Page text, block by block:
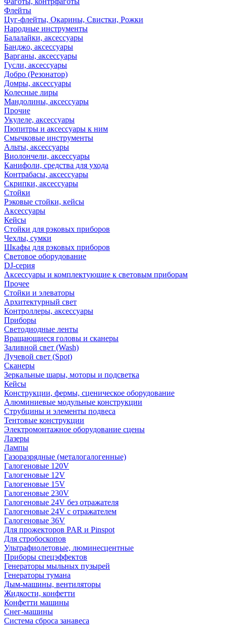
Флейты
Цуг-флейты, Окарины, Свистки, Рожки
Народные инструменты
Балалайки, аксессуары
Банджо, аксессуары
Варганы, аксессуары
Гусли, аксессуары
Добро (Резонатор)
Домры, аксессуары
Колесные лиры
Мандолины, аксессуары
Прочие
Укулеле, аксессуары
Пюпитры и аксессуары к ним
Смычковые инструменты
Альты, аксессуары
Виолончели, аксессуары
Канифоли, средства для ухода
Контрабасы, аксессуары
Скрипки, аксессуары
Стойки
Рэковые стойки, кейсы
Аксессуары
Кейсы
Стойки для рэковых приборов
Чехлы, сумки
Шкафы для рэковых приборов
Световое оборудование
DJ-серия
Аксессуары и комплектующие к световым приборам
Прочее
Стойки и элеваторы
Архитектурный свет
Контроллеры, аксессуары
Приборы
Светодиодные ленты
Вращающиеся головы и сканеры
Заливной свет (Wash)
Лучевой свет (Spot)
Сканеры
Зеркальные шары, моторы и подсветка
Кейсы
Конструкции, фермы, сценическое оборудование
Алюминиевые модульные конструкции
Струбцины и элементы подвеса
Тентовые конструкции
Электромонтажное оборудование сцены
Лазеры
Лампы
Газоразрядные (металогалогенные)
Галогеновые 120V
Галогеновые 12V
Галогеновые 15V
Галогеновые 230V
Галогеновые 24V без отражателя
Галогеновые 24V с отражателем
Галогеновые 36V
Для прожекторов PAR и Pinspot
Для стробоскопов
Ультрафиолетовые, люминесцентные
Приборы спецэффектов
Генераторы мыльных пузырей
Генераторы тумана
Дым-машины, вентиляторы
Жидкости, конфетти
Конфетти машины
Снег-машины
Система сброса занавеса